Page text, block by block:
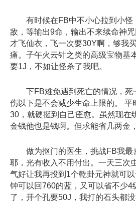
有时候在FB中不小心拉到小怪
敌，等输出9命，输出不来续命神
才飞仙衣，飞一次要30Y啊，够我
痛。子午火云针之类的高级宝物基
要1J，不如让怪杀了我吧。
下FB难免遇到死亡的情况，死
伤以下是不会减少生命上限的。 平
30，就硬挺到自己痊愈。虽然现在
金钱他也是钱啊。但求能省几两金
做为抠门的医生，挑战FB我最
耶，光有收入不用付出。一天三次
气好让我再投到1个乾卦元神就可
钟可以回760的蓝，又可以省不少4
了，开个孔要50J，我打的石头都没